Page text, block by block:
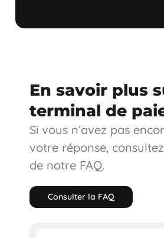
En savoir plus
terminal de
Si vous n’avez pas
votre réponse,
de notre FAQ.
Consulter la FAQ